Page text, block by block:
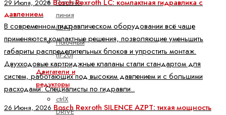
Полевая
линия
(IP67)
Поточный
(IP20)
Двигатели и
редукторы
ctrlX
DRIVE
29 Июля, 2026 Bosch Rexroth LC: компактная гидравлика с
давлением
В современном гидравлическом оборудовании всё чаще
применяются компактные решения, позволяющие уменьшить
габариты распределительных блоков и упростить монтаж.
Двухходовые картриджные клапаны стали стандартом для
систем, работающих под высоким давлением и с большими
расходами. Специалисты по гидравли..
26 Июня, 2026 Bosch Rexroth SILENCE AZPT: тихая мощность